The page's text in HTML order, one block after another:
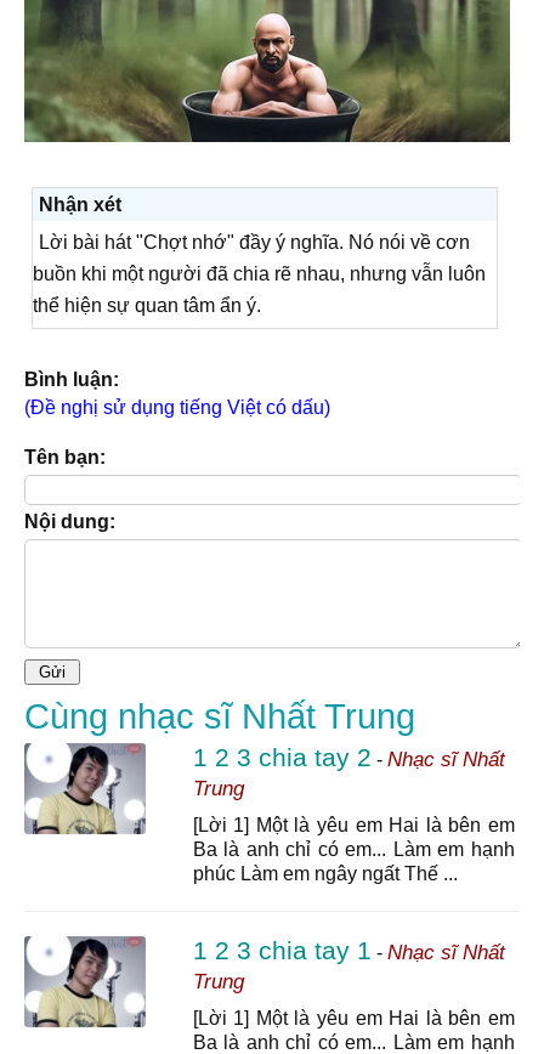
Nhận xét
Lời bài hát "Chợt nhớ" đầy ý nghĩa. Nó nói về cơn
buồn khi một người đã chia rẽ nhau, nhưng vẫn luôn
thể hiện sự quan tâm ẩn ý.
Bình luận:
(Đề nghị sử dụng tiếng Việt có dấu)
Tên bạn:
Nội dung:
Cùng nhạc sĩ Nhất Trung
1 2 3 chia tay 2 - Nhạc sĩ Nhất
Trung
[Lời 1] Một là yêu em Hai là bên em
Ba là anh chỉ có em... Làm em hạnh
phúc Làm em ngây ngất Thế ...
1 2 3 chia tay 1 - Nhạc sĩ Nhất
Trung
[Lời 1] Một là yêu em Hai là bên em
Ba là anh chỉ có em... Làm em hạnh